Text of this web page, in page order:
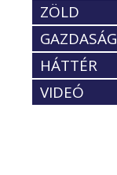
ZÖLD
GAZDASÁG
HÁTTÉR
VIDEÓ